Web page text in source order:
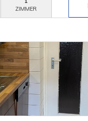
ZIMMER